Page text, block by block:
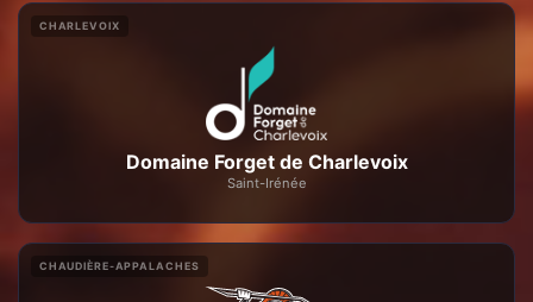
CHARLEVOIX
Domaine Forget de Charlevoix
Saint-Irénée
CHAUDIÈRE-APPALACHES